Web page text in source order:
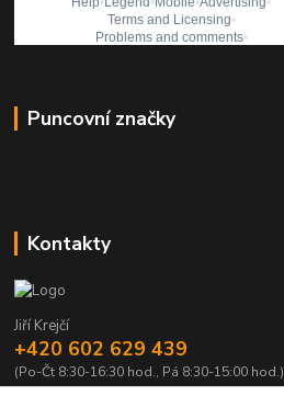
Puncovní značky
Kontakty
Jiří Krejčí
+420 602 629 439
(Po-Čt 8:30-16:30 hod., Pá 8:30-15:00 hod.)